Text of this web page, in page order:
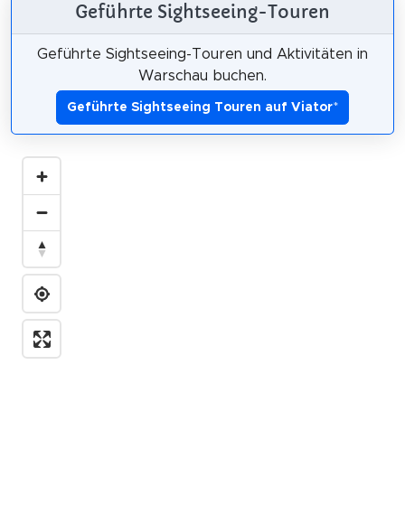
Geführte Sightseeing-Touren
Geführte Sightseeing-Touren und Aktivitäten in
Warschau buchen.
Geführte Sightseeing Touren auf Viator*